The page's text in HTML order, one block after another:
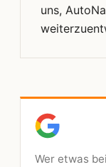
uns,
Wer etwas